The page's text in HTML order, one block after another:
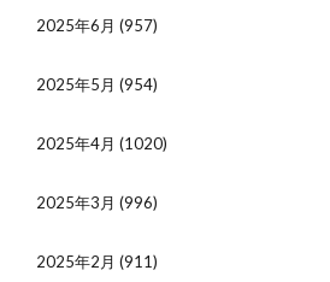
2025年6月 (957)
2025年5月 (954)
2025年4月 (1020)
2025年3月 (996)
2025年2月 (911)